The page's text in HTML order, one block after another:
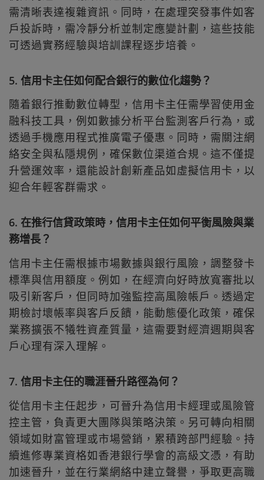
需清晰表達複雜資訊。同時，在處理突發事件如客
戶投訴時，需冷靜分析並制定應變計劃，這些技能
可透過實務經驗與培訓課程逐步培養。
5. 信用卡主任如何配合銀行的數位化趨勢？
隨着銀行推動數位轉型，信用卡主任需學習使用金
融科技工具，例如數據分析平台監測客戶行為，或
透過手機應用程式推廣電子優惠。同時，需關注網
絡安全與私隱規例，確保數位渠道合規。這不僅提
升營運效率，還能設計創新產品如虛擬信用卡，以
迎合年輕客群需求。
6. 在推行信貸政策時，信用卡主任如何平衡風險與業
務增長？
信用卡主任需根據市場數據與銀行風險，調整發卡
標準與信用額度。例如，在經濟向好時放寬審批以
吸引新客戶，但同時加強監控高風險帳戶。透過定
期檢討壞帳率與客戶反饋，能動態優化政策，確保
業務擴張不犧牲資產質量，這需要對經濟週期與客
戶心理有深入理解。
7. 信用卡主任的職涯晉升路徑為何？
從信用卡主任起步，可晉升為信用卡經理或風險管
控主管，負責更大團隊與策略決策。另可轉向相關
領域如財富管理或市場營銷，累積跨部門經驗。持
續進修專業資格如香港銀行學會的高級文憑，有助
加速晉升，並在行業網絡中建立聲譽，爭取更高職